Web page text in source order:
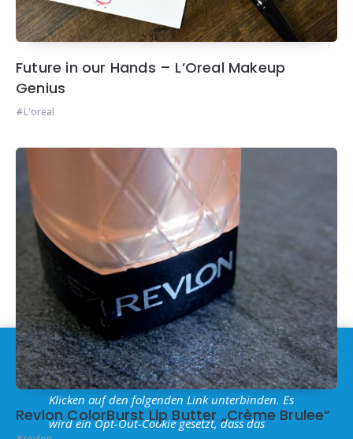
Future in our Hands – L’Oreal Makeup
Genius
L'oreal
Revlon ColorBurst Lip Butter „Crème Brulee“
Im Sinne derDSGVO: Die Erfassung Deiner Daten
durchGoogle Analyticskönnen Sie durch
Klicken auf den folgenden Link unterbinden. Es
wird ein Opt-Out-Cookie gesetzt, dass das